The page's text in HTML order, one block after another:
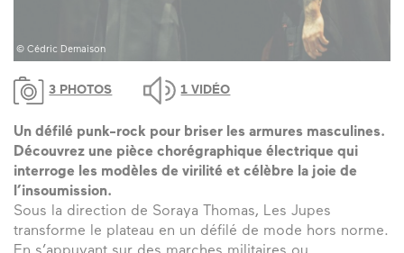
© Cédric Demaison
3 PHOTOS 1 VIDÉO
Un défilé punk-rock pour briser les armures masculines.
Découvrez une pièce chorégraphique électrique qui
interroge les modèles de virilité et célèbre la joie de
l’insoumission.
Sous la direction de Soraya Thomas, Les Jupes
transforme le plateau en un défilé de mode hors norme.